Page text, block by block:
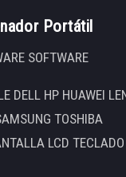
Portátil
SOFTWARE
DELL HP HUAWEI
TOSHIBA
LCD